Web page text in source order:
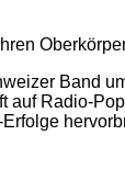
Band
Radio-